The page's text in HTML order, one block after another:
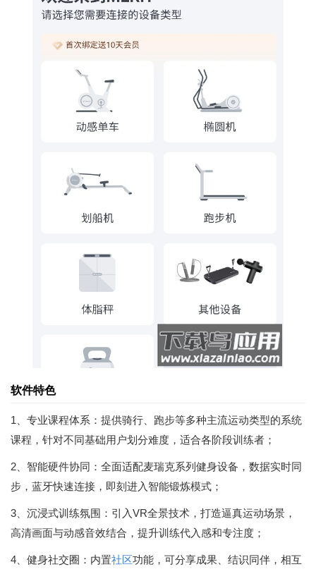
软件特色
1、专业课程体系：提供骑行、跑步等多种主流运动类型的系统
课程，针对不同基础用户划分难度，适合各阶段训练者；
2、智能硬件协同：全面适配麦瑞克系列健身设备，数据实时同
步，蓝牙快速连接，即刻进入智能锻炼模式；
3、沉浸式训练氛围：引入VR全景技术，打造逼真运动场景，
高清画面与动感音效结合，提升训练代入感和专注度；
4、健身社交圈：内置社区功能，可分享成果、结识同伴，相互